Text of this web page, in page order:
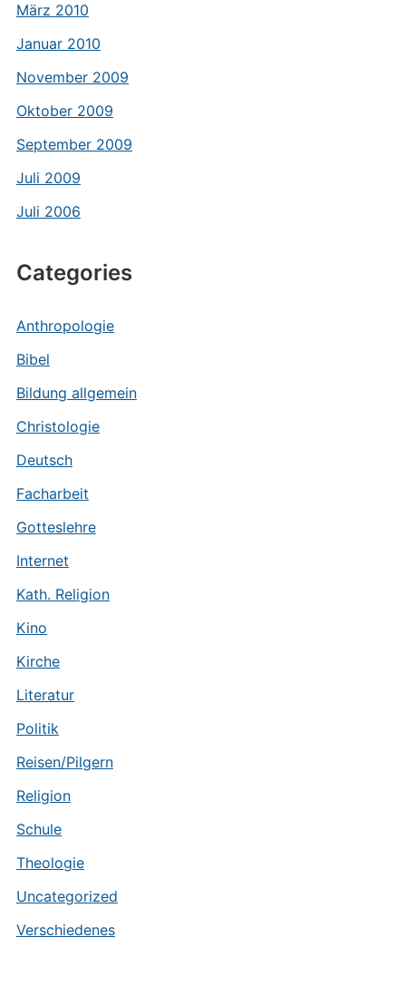
März 2010
Januar 2010
November 2009
Oktober 2009
September 2009
Juli 2009
Juli 2006
Categories
Anthropologie
Bibel
Bildung allgemein
Christologie
Deutsch
Facharbeit
Gotteslehre
Internet
Kath. Religion
Kino
Kirche
Literatur
Politik
Reisen/Pilgern
Religion
Schule
Theologie
Uncategorized
Verschiedenes